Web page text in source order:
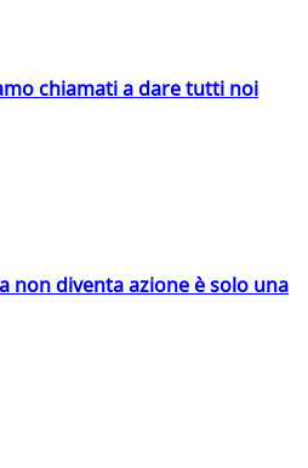
chiamati a dare tutti noi
non diventa azione è solo una